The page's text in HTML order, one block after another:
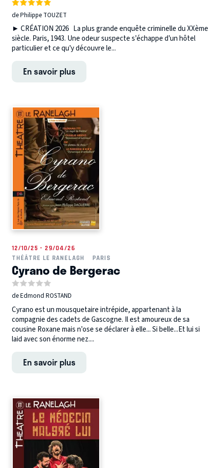
de Philippe TOUZET
► CRÉATION 2026 La plus grande enquête criminelle du XXème
siècle. Paris, 1943. Une odeur suspecte s’échappe d’un hôtel
particulier et ce qu’y découvre le...
En savoir plus
12/10/25 - 29/04/26
THÉÂTRE LE RANELAGH
PARIS
Cyrano de Bergerac
de Edmond ROSTAND
Cyrano est un mousquetaire intrépide, appartenant à la
compagnie des cadets de Gascogne. Il est amoureux de sa
cousine Roxane mais n’ose se déclarer à elle... Si belle...Et lui si
laid avec son énorme nez....
En savoir plus